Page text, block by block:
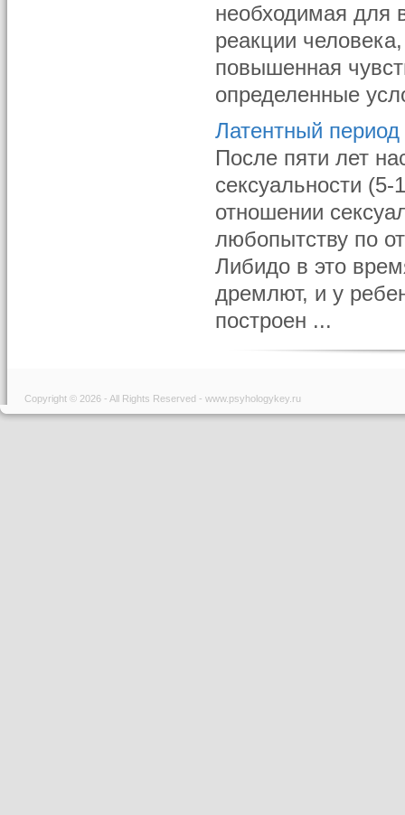
необходимая для
реакции
повышенная
определенные
Латентный период
После пяти лет
сексуальности
отношении
любопытству по
Либидо в это
дремлют, и у
построен ...
Copyright © 2026 - All Rights Reserved - www.psyhologykey.ru